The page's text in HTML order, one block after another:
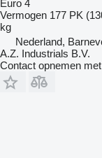
Euro 4
Vermogen 177 PK
kg
Nederland,
A.Z. Industrials B.V.
Contact opnemen